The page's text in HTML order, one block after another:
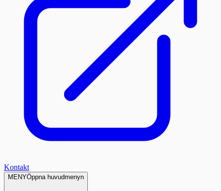
Kontakt
MENYÖppna huvudmenyn